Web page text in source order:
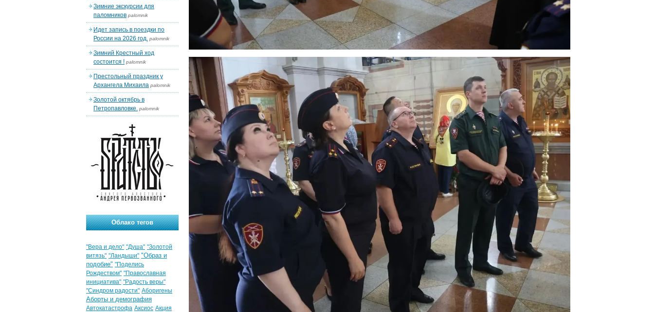
Зимние экскурсии для
паломников palomnik
Идет запись в поездки по
России на 2026 год. palomnik
Зимний Крестный ход
состоится ! palomnik
Престольный праздник у
Архангела Михаила palomnik
Золотой октябрь в
Петропавловке. palomnik
Облако тегов
"Вера и дело" "Душа" "Золотой
витязь" "Ландыши" "Образ и
подобие" "Поделись
Рождеством" "Православная
инициатива" "Радость веры"
"Синдром радости" Аборигены
Аборты и демография
Автокатастрофа Аксиос Акция